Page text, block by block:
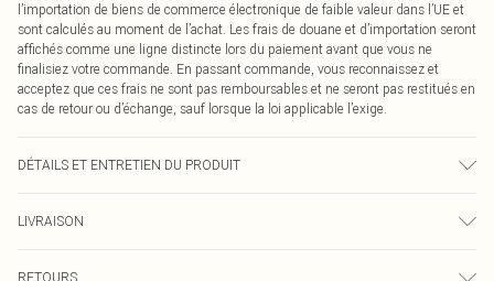
l’importation de biens de commerce électronique de faible valeur dans l’UE et
sont calculés au moment de l’achat. Les frais de douane et d’importation seront
affichés comme une ligne distincte lors du paiement avant que vous ne
finalisiez votre commande. En passant commande, vous reconnaissez et
acceptez que ces frais ne sont pas remboursables et ne seront pas restitués en
cas de retour ou d’échange, sauf lorsque la loi applicable l’exige.
DÉTAILS ET ENTRETIEN DU PRODUIT
porte une taille UK 10.
LIVRAISON
RETOURS